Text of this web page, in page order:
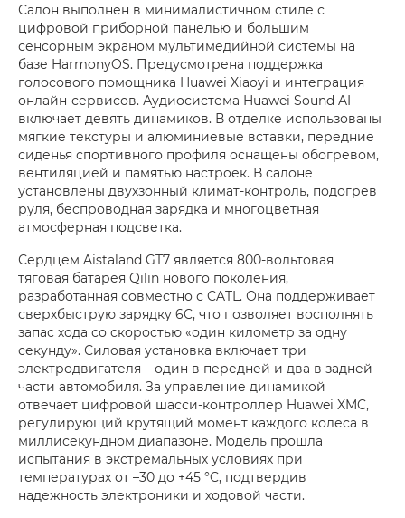
Салон выполнен в минималистичном стиле с
цифровой приборной панелью и большим
сенсорным экраном мультимедийной системы на
базе HarmonyOS. Предусмотрена поддержка
голосового помощника Huawei Xiaoyi и интеграция
онлайн-сервисов. Аудиосистема Huawei Sound AI
включает девять динамиков. В отделке использованы
мягкие текстуры и алюминиевые вставки, передние
сиденья спортивного профиля оснащены обогревом,
вентиляцией и памятью настроек. В салоне
установлены двухзонный климат-контроль, подогрев
руля, беспроводная зарядка и многоцветная
атмосферная подсветка.
Сердцем Aistaland GT7 является 800-вольтовая
тяговая батарея Qilin нового поколения,
разработанная совместно с CATL. Она поддерживает
сверхбыструю зарядку 6C, что позволяет восполнять
запас хода со скоростью «один километр за одну
секунду». Силовая установка включает три
электродвигателя – один в передней и два в задней
части автомобиля. За управление динамикой
отвечает цифровой шасси-контроллер Huawei XMC,
регулирующий крутящий момент каждого колеса в
миллисекундном диапазоне. Модель прошла
испытания в экстремальных условиях при
температурах от –30 до +45 °C, подтвердив
надежность электроники и ходовой части.